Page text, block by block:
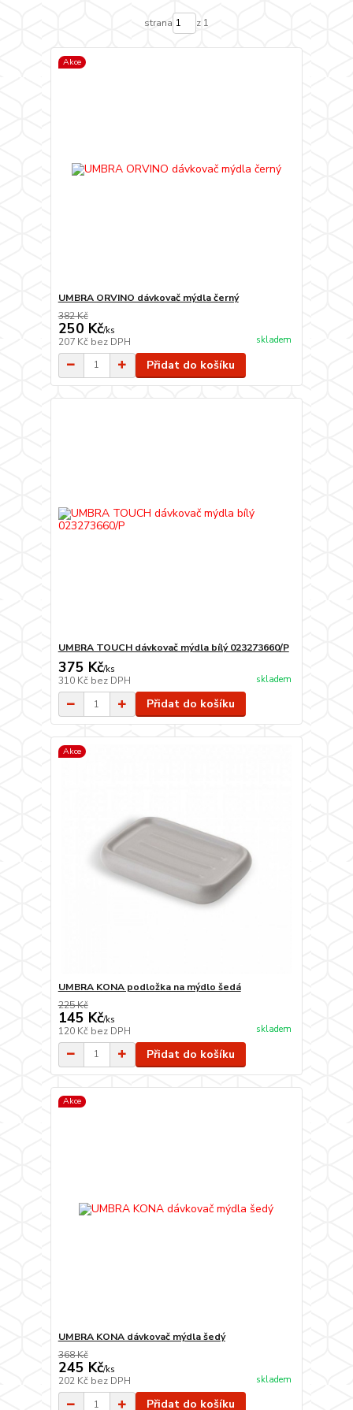
strana z 1
Akce
UMBRA ORVINO dávkovač mýdla černý
382 Kč
250 Kč/ks
207 Kč bez DPH skladem
Přidat do košíku
UMBRA TOUCH dávkovač mýdla bílý 023273660/P
375 Kč/ks
310 Kč bez DPH skladem
Přidat do košíku
Akce
UMBRA KONA podložka na mýdlo šedá
225 Kč
145 Kč/ks
120 Kč bez DPH skladem
Přidat do košíku
Akce
UMBRA KONA dávkovač mýdla šedý
368 Kč
245 Kč/ks
202 Kč bez DPH skladem
Přidat do košíku